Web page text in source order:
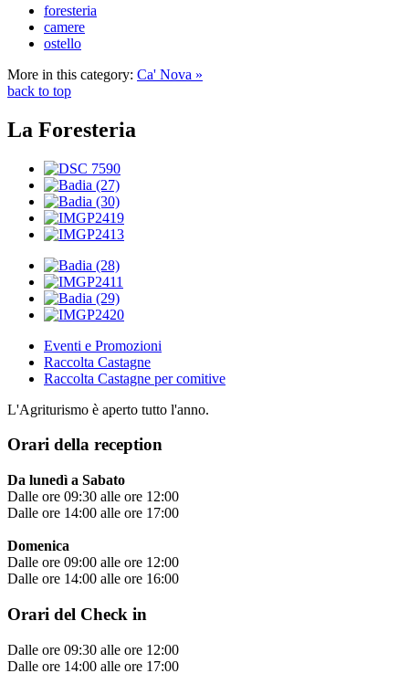
foresteria
camere
ostello
More in this category: Ca' Nova »
back to top
La Foresteria
Eventi e Promozioni
Raccolta Castagne
Raccolta Castagne per comitive
L'Agriturismo è aperto tutto l'anno.
Orari della reception
Da lunedì a Sabato
Dalle ore 09:30 alle ore 12:00
Dalle ore 14:00 alle ore 17:00
Domenica
Dalle ore 09:00 alle ore 12:00
Dalle ore 14:00 alle ore 16:00
Orari del Check in
Dalle ore 09:30 alle ore 12:00
Dalle ore 14:00 alle ore 17:00